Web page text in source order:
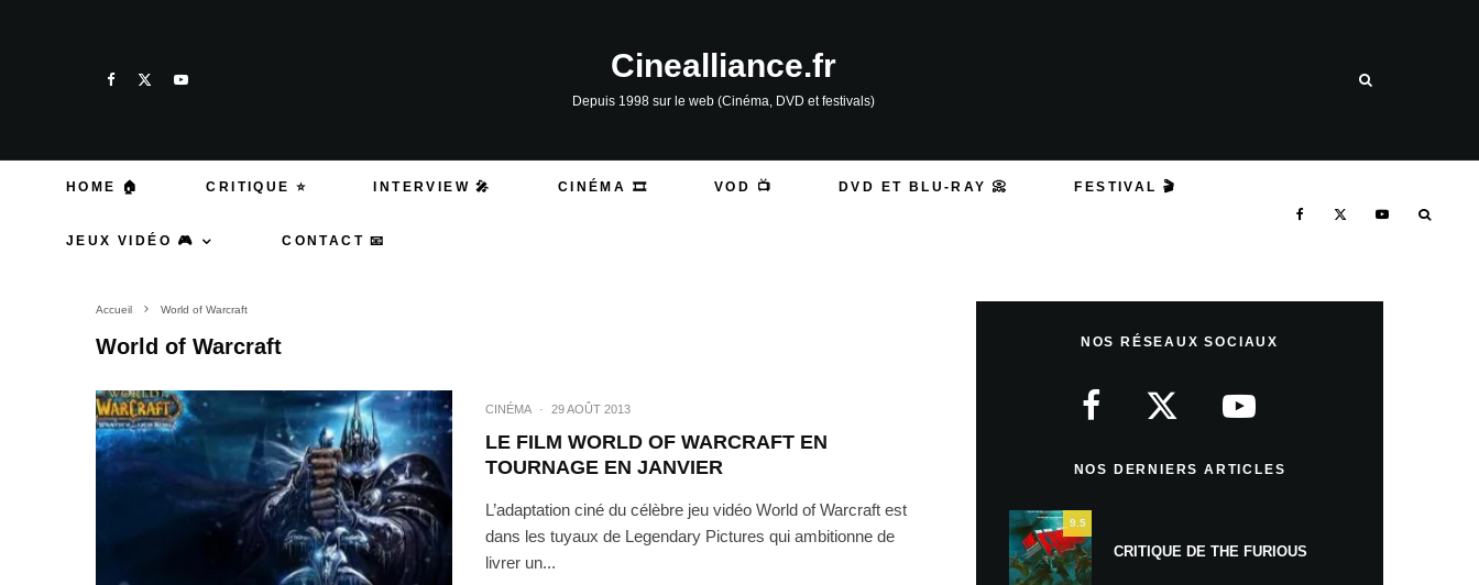
Cinealliance.fr
Depuis 1998 sur le web (Cinéma, DVD et festivals)
HOME 🏠 CRITIQUE ⭐ INTERVIEW 🎤 CINÉMA 🎞️ VOD 📺 DVD ET BLU-RAY 📀 FESTIVAL 🎬
JEUX VIDÉO 🎮 CONTACT 📧
Accueil World of Warcraft
World of Warcraft
CINÉMA · 29 AOÛT 2013
LE FILM WORLD OF WARCRAFT EN
TOURNAGE EN JANVIER
L’adaptation ciné du célèbre jeu vidéo World of Warcraft est
dans les tuyaux de Legendary Pictures qui ambitionne de
livrer un...
NOS RÉSEAUX SOCIAUX
NOS DERNIERS ARTICLES
9.5
CRITIQUE DE THE FURIOUS